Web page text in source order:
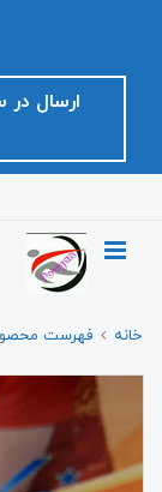
ارسال
خانه فهرست